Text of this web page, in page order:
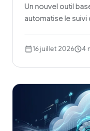
Un nouvel outil
automatise le suivi
16 juillet 2026 4